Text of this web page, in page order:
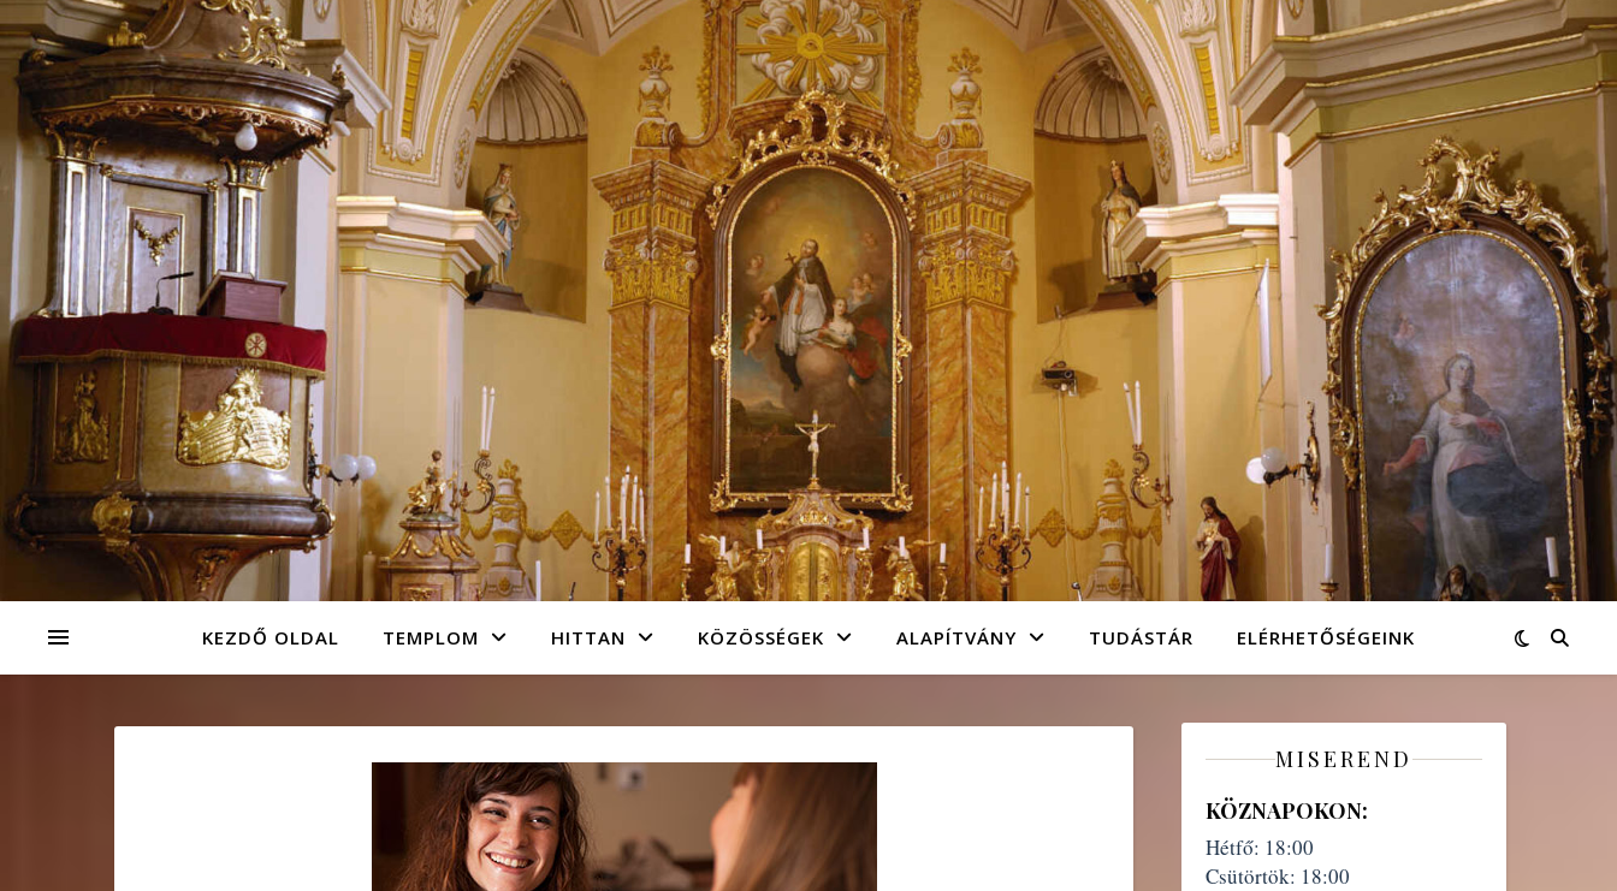
KEZDŐ OLDAL TEMPLOM HITTAN KÖZÖSSÉGEK ALAPÍTVÁNY TUDÁSTÁR ELÉRHETŐSÉGEINK
MISEREND
KÖZNAPOKON:
Hétfő: 18:00
Csütörtök: 18:00